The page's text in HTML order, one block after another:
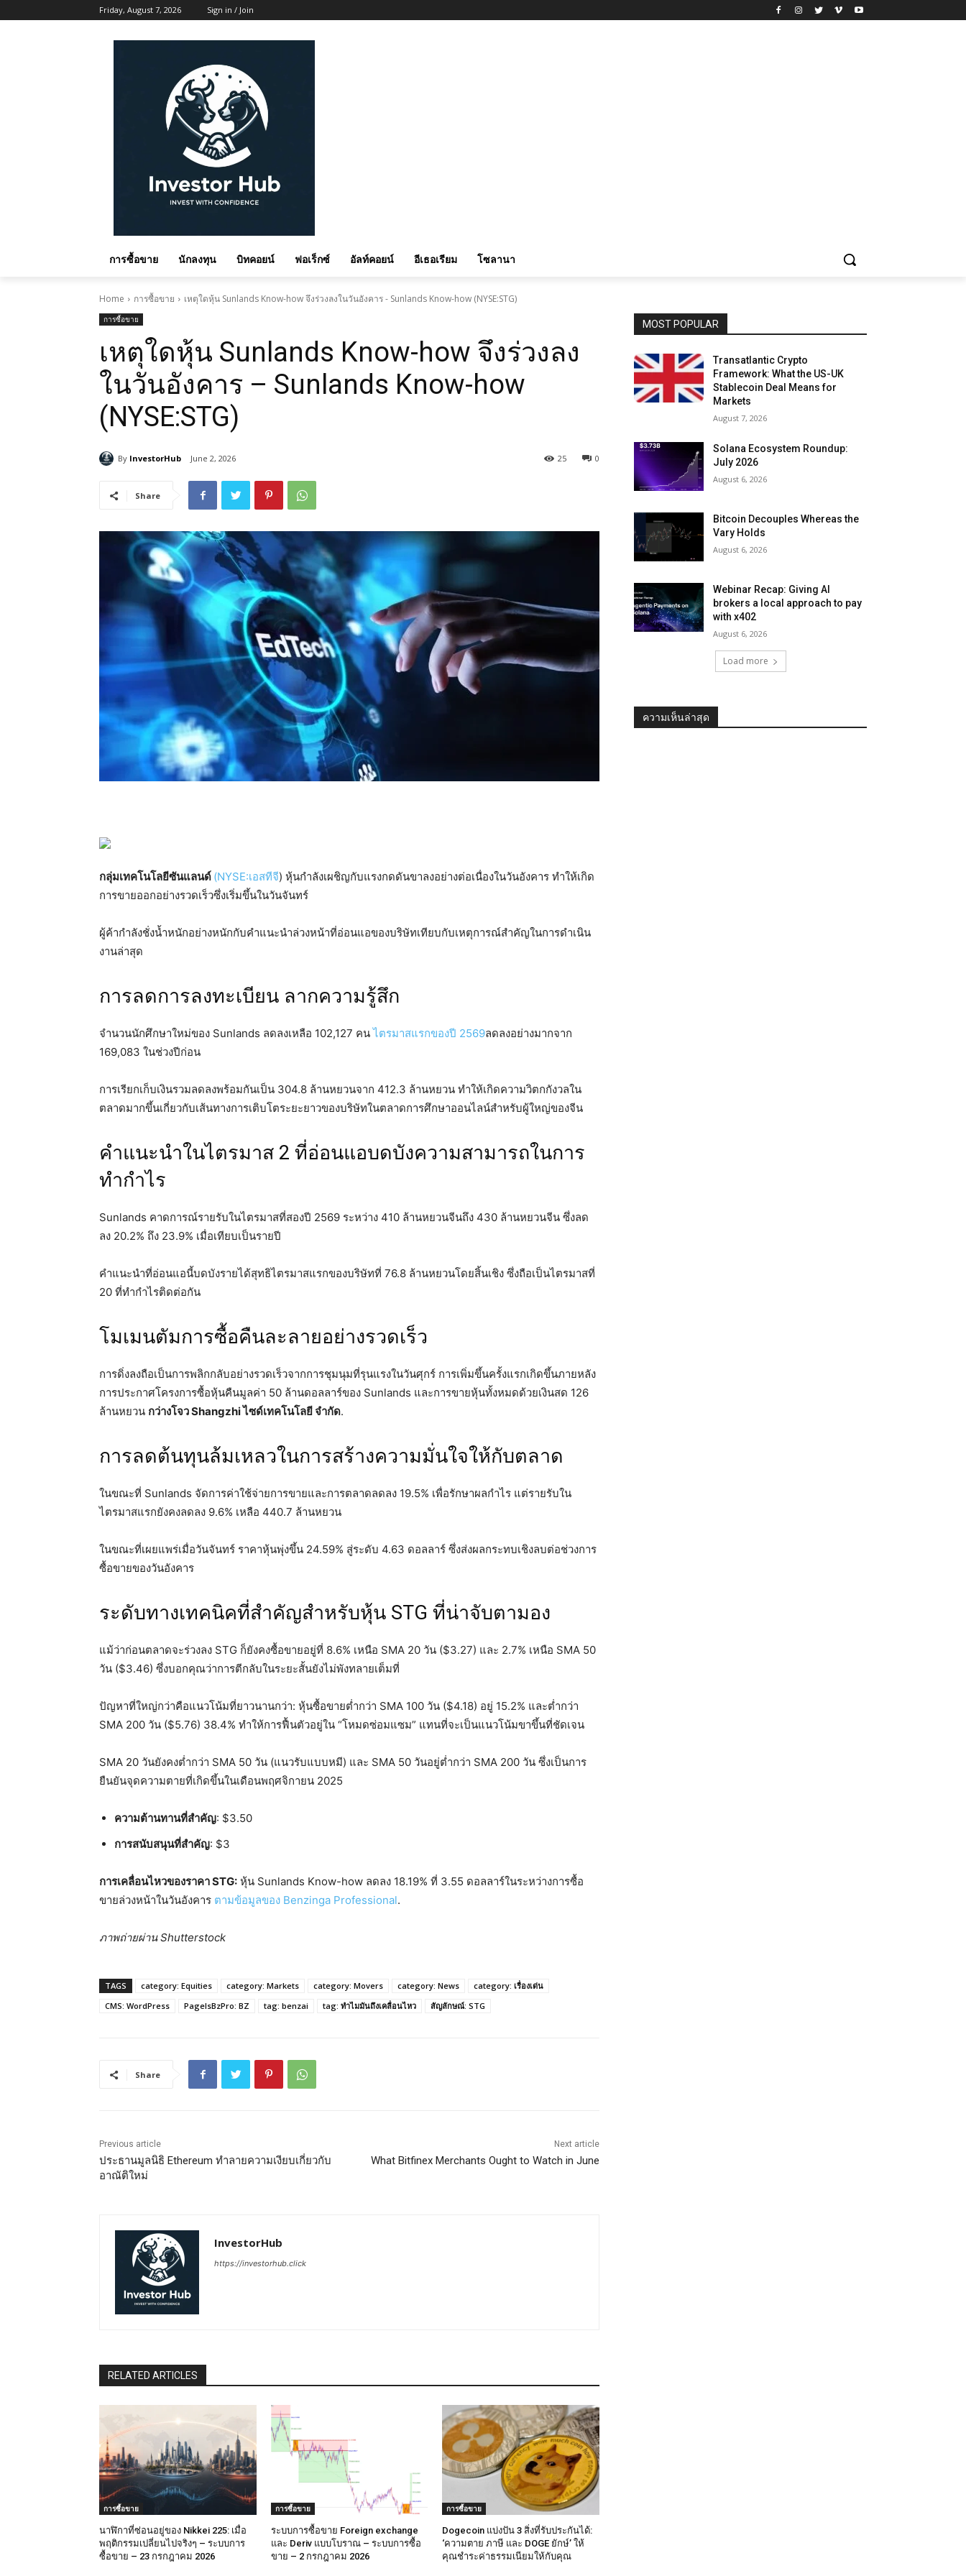
Friday, August 7, 2026 Sign in / Join
การซื้อขาย นักลงทุน บิทคอยน์ ฟอเร็กซ์ อัลท์คอยน์ อีเธอเรียม โซลานา
Home การซื้อขาย เหตุใดหุ้น Sunlands Know-how จึงร่วงลงในวันอังคาร - Sunlands Know-how (NYSE:STG)
การซื้อขาย
เหตุใดหุ้น Sunlands Know-how จึงร่วงลง
ในวันอังคาร – Sunlands Know-how
(NYSE:STG)
By InvestorHub June 2, 2026 0
25
Share
กลุ่มเทคโนโลยีซันแลนด์ (NYSE:เอสทีจี) หุ้นกำลังเผชิญกับแรงกดดันขาลงอย่างต่อเนื่องในวันอังคาร ทำให้เกิด
การขายออกอย่างรวดเร็วซึ่งเริ่มขึ้นในวันจันทร์
ผู้ค้ากำลังชั่งน้ำหนักอย่างหนักกับคำแนะนำล่วงหน้าที่อ่อนแอของบริษัทเทียบกับเหตุการณ์สำคัญในการดำเนิน
งานล่าสุด
การลดการลงทะเบียน ลากความรู้สึก
จำนวนนักศึกษาใหม่ของ Sunlands ลดลงเหลือ 102,127 คนไตรมาสแรกของปี 2569ลดลงอย่างมากจาก
169,083 ในช่วงปีก่อน
การเรียกเก็บเงินรวมลดลงพร้อมกันเป็น 304.8 ล้านหยวนจาก 412.3 ล้านหยวน ทำให้เกิดความวิตกกังวลใน
ตลาดมากขึ้นเกี่ยวกับเส้นทางการเติบโตระยะยาวของบริษัทในตลาดการศึกษาออนไลน์สำหรับผู้ใหญ่ของจีน
คำแนะนำในไตรมาส 2 ที่อ่อนแอบดบังความสามารถในการ
ทำกำไร
Sunlands คาดการณ์รายรับในไตรมาสที่สองปี 2569 ระหว่าง 410 ล้านหยวนจีนถึง 430 ล้านหยวนจีน ซึ่งลด
ลง 20.2% ถึง 23.9% เมื่อเทียบเป็นรายปี
คำแนะนำที่อ่อนแอนี้บดบังรายได้สุทธิไตรมาสแรกของบริษัทที่ 76.8 ล้านหยวนโดยสิ้นเชิง ซึ่งถือเป็นไตรมาสที่
20 ที่ทำกำไรติดต่อกัน
โมเมนตัมการซื้อคืนละลายอย่างรวดเร็ว
การดิ่งลงถือเป็นการพลิกกลับอย่างรวดเร็วจากการชุมนุมที่รุนแรงในวันศุกร์ การเพิ่มขึ้นครั้งแรกเกิดขึ้นภายหลัง
การประกาศโครงการซื้อหุ้นคืนมูลค่า 50 ล้านดอลลาร์ของ Sunlands และการขายหุ้นทั้งหมดด้วยเงินสด 126
ล้านหยวน กว่างโจว Shangzhi ไซด์เทคโนโลยี จำกัด.
การลดต้นทุนล้มเหลวในการสร้างความมั่นใจให้กับตลาด
ในขณะที่ Sunlands จัดการค่าใช้จ่ายการขายและการตลาดลดลง 19.5% เพื่อรักษาผลกำไร แต่รายรับใน
ไตรมาสแรกยังคงลดลง 9.6% เหลือ 440.7 ล้านหยวน
ในขณะที่เผยแพร่เมื่อวันจันทร์ ราคาหุ้นพุ่งขึ้น 24.59% สู่ระดับ 4.63 ดอลลาร์ ซึ่งส่งผลกระทบเชิงลบต่อช่วงการ
ซื้อขายของวันอังคาร
ระดับทางเทคนิคที่สำคัญสำหรับหุ้น STG ที่น่าจับตามอง
แม้ว่าก่อนตลาดจะร่วงลง STG ก็ยังคงซื้อขายอยู่ที่ 8.6% เหนือ SMA 20 วัน ($3.27) และ 2.7% เหนือ SMA 50
วัน ($3.46) ซึ่งบอกคุณว่าการตีกลับในระยะสั้นยังไม่พังทลายเต็มที่
ปัญหาที่ใหญ่กว่าคือแนวโน้มที่ยาวนานกว่า: หุ้นซื้อขายต่ำกว่า SMA 100 วัน ($4.18) อยู่ 15.2% และต่ำกว่า
SMA 200 วัน ($5.76) 38.4% ทำให้การฟื้นตัวอยู่ใน “โหมดซ่อมแซม” แทนที่จะเป็นแนวโน้มขาขึ้นที่ชัดเจน
SMA 20 วันยังคงต่ำกว่า SMA 50 วัน (แนวรับแบบหมี) และ SMA 50 วันอยู่ต่ำกว่า SMA 200 วัน ซึ่งเป็นการ
ยืนยันจุดความตายที่เกิดขึ้นในเดือนพฤศจิกายน 2025
ความต้านทานที่สำคัญ: $3.50
การสนับสนุนที่สำคัญ: $3
การเคลื่อนไหวของราคา STG: หุ้น Sunlands Know-how ลดลง 18.19% ที่ 3.55 ดอลลาร์ในระหว่างการซื้อ
ขายล่วงหน้าในวันอังคาร ตามข้อมูลของ Benzinga Professional.
ภาพถ่ายผ่าน Shutterstock
TAGS category: Equities category: Markets category: Movers category: News
category: เรื่องเด่น
CMS: WordPress
PageIsBzPro: BZ tag: benzai tag: ทำไมมันถึงเคลื่อนไหว สัญลักษณ์: STG
Share
Previous article
ประธานมูลนิธิ Ethereum ทำลายความเงียบเกี่ยวกับ
อาณัติใหม่
Next article
What Bitfinex Merchants Ought to Watch in June
InvestorHub
https://investorhub.click
RELATED ARTICLES
การซื้อขาย
นาฬิกาที่ซ่อนอยู่ของ Nikkei 225: เมื่อ
พฤติกรรมเปลี่ยนไปจริงๆ – ระบบการ
ซื้อขาย – 23 กรกฎาคม 2026
การซื้อขาย
ระบบการซื้อขาย Foreign exchange
และ Deriv แบบโบราณ – ระบบการซื้อ
ขาย – 2 กรกฎาคม 2026
การซื้อขาย
Dogecoin แบ่งปัน 3 สิ่งที่รับประกันได้:
‘ความตาย ภาษี และ DOGE ยักษ์’ ให้
คุณชำระค่าธรรมเนียมให้กับคุณ
MOST POPULAR
Transatlantic Crypto
Framework: What the US-UK
Stablecoin Deal Means for
Markets
August 7, 2026
Solana Ecosystem Roundup:
July 2026
August 6, 2026
Bitcoin Decouples Whereas the
Vary Holds
August 6, 2026
Webinar Recap: Giving AI
brokers a local approach to pay
with x402
August 6, 2026
Load more
ความเห็นล่าสุด